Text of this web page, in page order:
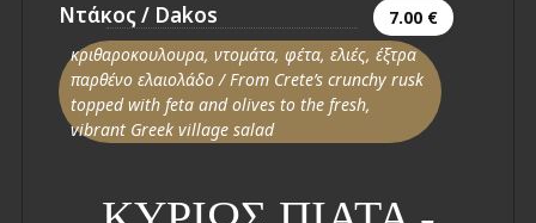
Ντάκος / Dakos
7.00 €
κριθαροκουλουρα, ντομάτα, φέτα, ελιές, έξτρα
παρθένο ελαιολάδο / From Crete’s crunchy rusk
topped with feta and olives to the fresh,
vibrant Greek village salad